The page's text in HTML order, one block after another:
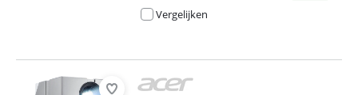
Vergelijken